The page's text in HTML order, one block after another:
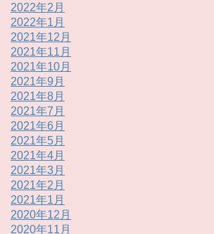
2022年2月
2022年1月
2021年12月
2021年11月
2021年10月
2021年9月
2021年8月
2021年7月
2021年6月
2021年5月
2021年4月
2021年3月
2021年2月
2021年1月
2020年12月
2020年11月